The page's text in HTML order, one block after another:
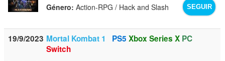
SEGUIR
Género: Action-RPG / Hack and Slash
19/9/2023 Mortal Kombat 1 PS5 Xbox Series X PC
Switch